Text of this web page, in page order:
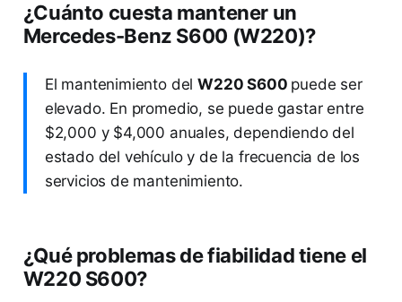
¿Cuánto cuesta mantener un
Mercedes-Benz S600 (W220)?
El mantenimiento delW220 S600 puede ser
elevado. En promedio, se puede gastar entre
$2,000 y $4,000 anuales, dependiendo del
estado del vehículo y de la frecuencia de los
servicios de mantenimiento.
¿Qué problemas de fiabilidad tiene el
W220 S600?